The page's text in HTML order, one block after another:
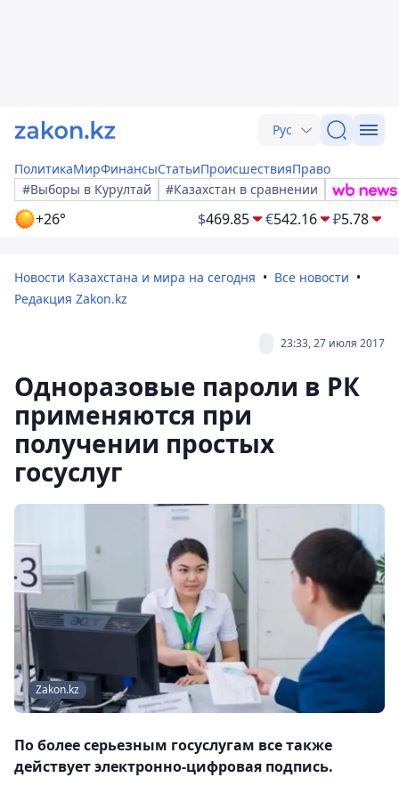
Рус
ПолитикаМирФинансыСтатьиПроисшествияПраво
#Выборы в Курултай
#Казахстан в сравнении
+26° $469.85 €542.16 ₽5.78
Новости Казахстана и мира на сегодня
Все новости
Редакция Zakon.kz
23:33, 27 июля 2017
Одноразовые пароли в РК
применяются при
получении простых
госуслуг
Zakon.kz
По более серьезным госуслугам все также
действует электронно-цифровая подпись.